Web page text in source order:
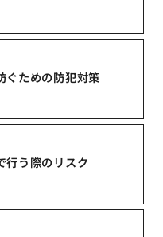
ぐための防犯対策
行う際のリスク